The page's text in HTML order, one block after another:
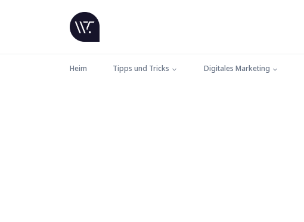
Heim Tipps und Tricks Digitales Marketing